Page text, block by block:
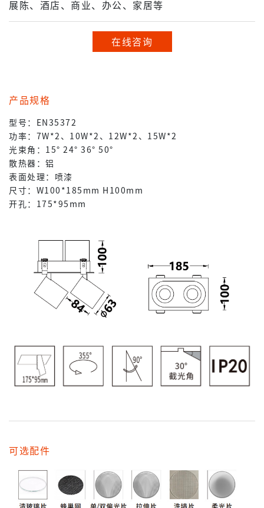
展陈、酒店、商业、办公、家居等
在线咨询
产品规格
型号：EN35372
功率：7W*2、10W*2、12W*2、15W*2
光束角：15° 24° 36° 50°
散热器：铝
表面处理：喷漆
尺寸：W100*185mm H100mm
开孔：175*95mm
可选配件